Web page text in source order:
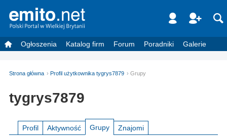
Ogłoszenia Katalog firm Forum Poradniki Galerie
Strona główna Profil użytkownika tygrys7879 Grupy
tygrys7879
Profil Aktywność Grupy Znajomi